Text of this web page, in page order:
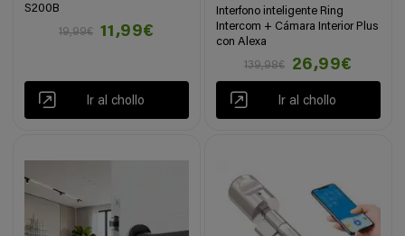
S200B
19,99€
11,99€
Ir al chollo
Interfono inteligente Ring
Intercom + Cámara Interior Plus
con Alexa
139,98€
26,99€
Ir al chollo